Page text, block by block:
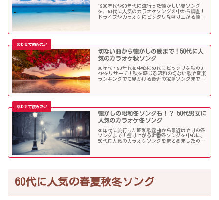
1980年代や90年代に流行った懐かしい夏ソング
を、50代に人気のカラオケソングの中から調査！
ドライブやカラオケにピッタリな盛り上がる懐メ
切ない曲から懐かしの歌まで！50代に人
気のカラオケ秋ソング
80年代・90年代を中心に50代にピッタリな秋のJ-
POPをリサーチ！秋を感じる昭和の切ない歌や音楽
ランキングでも見かける最近の定番ソングまで、
懐かしの昭和冬ソングも！？ 50代男女に
人気のカラオケ冬ソング
80年代に流行った昭和歌謡曲から最近はやりの冬
ソングまで！盛り上がる定番冬ソングを中心に、
50代に人気のカラオケソングをまとめましたので
60代に人気の春夏秋冬ソング